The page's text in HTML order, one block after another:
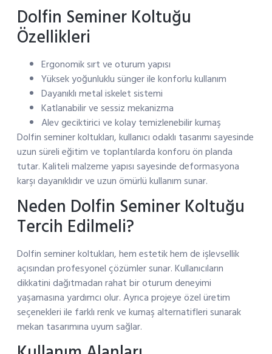
Dolfin Seminer Koltuğu
Özellikleri
Ergonomik sırt ve oturum yapısı
Yüksek yoğunluklu sünger ile konforlu kullanım
Dayanıklı metal iskelet sistemi
Katlanabilir ve sessiz mekanizma
Alev geciktirici ve kolay temizlenebilir kumaş
Dolfin seminer koltukları, kullanıcı odaklı tasarımı sayesinde
uzun süreli eğitim ve toplantılarda konforu ön planda
tutar. Kaliteli malzeme yapısı sayesinde deformasyona
karşı dayanıklıdır ve uzun ömürlü kullanım sunar.
Neden Dolfin Seminer Koltuğu
Tercih Edilmeli?
Dolfin seminer koltukları, hem estetik hem de işlevsellik
açısından profesyonel çözümler sunar. Kullanıcıların
dikkatini dağıtmadan rahat bir oturum deneyimi
yaşamasına yardımcı olur. Ayrıca projeye özel üretim
seçenekleri ile farklı renk ve kumaş alternatifleri sunarak
mekan tasarımına uyum sağlar.